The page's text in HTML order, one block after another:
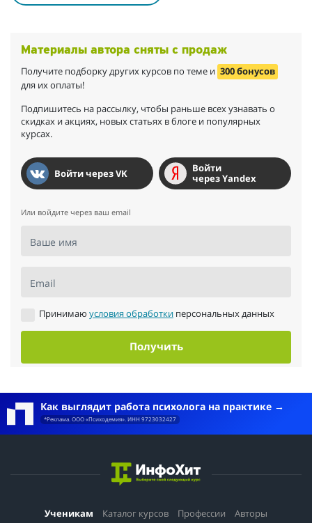
Материалы автора сняты с продаж
Получите подборку других курсов по теме и 300 бонусов
для их оплаты!
Подпишитесь на рассылку, чтобы раньше всех узнавать о
скидках и акциях, новых статьях в блоге и популярных
курсах.
Войти через VK
Войти
через Yandex
Или войдите через ваш email
Ваше имя
Email
Принимаю условия обработки персональных данных
Получить
Как выглядит работа психолога на практике
*Реклама. ООО «Психодемия». ИНН 9723032427
Ученикам Каталог курсов Профессии
Авторы